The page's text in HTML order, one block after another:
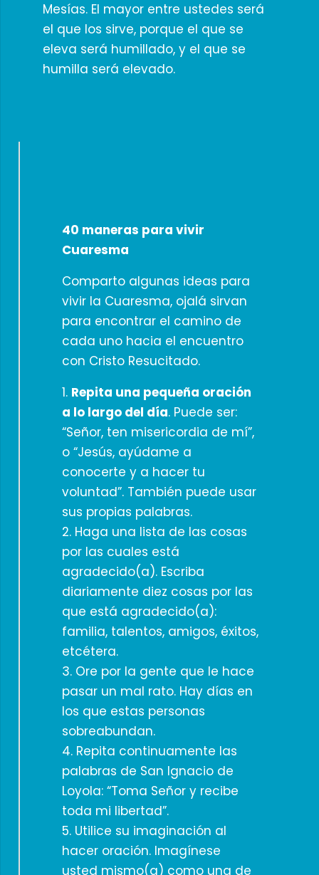
Mesías. El mayor entre ustedes será
el que los sirve, porque el que se
eleva será humillado, y el que se
humilla será elevado.
40 maneras para vivir
Cuaresma
Comparto algunas ideas para
vivir la Cuaresma, ojalá sirvan
para encontrar el camino de
cada uno hacia el encuentro
con Cristo Resucitado.
1. Repita una pequeña oración
a lo largo del día. Puede ser:
“Señor, ten misericordia de mí”,
o “Jesús, ayúdame a
conocerte y a hacer tu
voluntad”. También puede usar
sus propias palabras.
2. Haga una lista de las cosas
por las cuales está
agradecido(a). Escriba
diariamente diez cosas por las
que está agradecido(a):
familia, talentos, amigos, éxitos,
etcétera.
3. Ore por la gente que le hace
pasar un mal rato. Hay días en
los que estas personas
sobreabundan.
4. Repita continuamente las
palabras de San Ignacio de
Loyola: “Toma Señor y recibe
toda mi libertad”.
5. Utilice su imaginación al
hacer oración. Imagínese
usted mismo(a) como una de